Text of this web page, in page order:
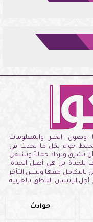
الخبر والمعلومات
حواء بكل ما يحدث فى
تشرق وتزداد جمالاً وتشغل
للحياة بل هى أصل الحياة.
بالتكامل معها وليس التأخر
الإنسان الناطق بالعربية
حوادث